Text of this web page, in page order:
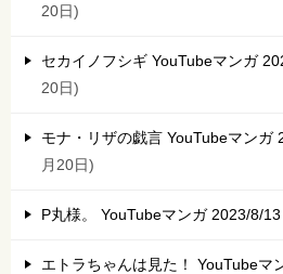
20日
セカイノフシギ YouTubeマンガ
20日
モナ・リザの戯言 YouTubeマンガ
月20日
P丸様。 YouTubeマンガ 2023/8/
エトラちゃんは見た！ YouTubeマ